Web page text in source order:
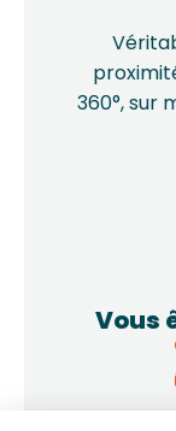
360°, sur
Vous